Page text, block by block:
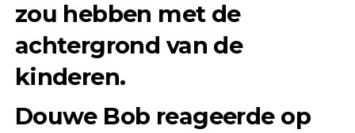
zou hebben met de
achtergrond van de
kinderen.
Douwe Bob reageerde op